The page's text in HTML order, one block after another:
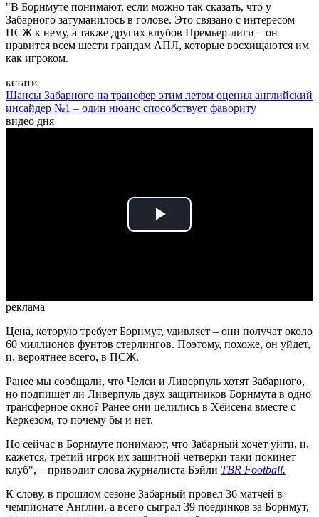
"В Борнмуте понимают, если можно так сказать, что у
Забарного затуманилось в голове. Это связано с интересом
ПСЖ к нему, а также других клубов Премьер-лиги – он
нравится всем шести грандам АПЛ, которые восхищаются им
как игроком.
кстати
Шансы Забарного на трансфер этим летом оценил английский
инсайдер №1 – один нюанс способствует фавориту
видео дня
Play
реклама
Цена, которую требует Борнмут, удивляет – они получат около
60 миллионов фунтов стерлингов. Поэтому, похоже, он уйдет,
и, вероятнее всего, в ПСЖ.
Ранее мы сообщали, что Челси и Ливерпуль хотят Забарного,
но подпишет ли Ливерпуль двух защитников Борнмута в одно
трансферное окно? Ранее они целились в Хёйсена вместе с
Керкезом, то почему бы и нет.
Но сейчас в Борнмуте понимают, что Забарный хочет уйти, и,
кажется, третий игрок их защитной четверки таки покинет
клуб", – приводит слова журналиста Бэйли TBR Football.
К слову, в прошлом сезоне Забарный провел 36 матчей в
чемпионате Англии, а всего сыграл 39 поединков за Борнмут,